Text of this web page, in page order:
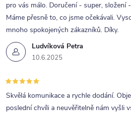
Ludvíková Petra
10.6.2025
pro vás málo. Doručení - super, složení
Máme přesně to, co jsme očekávali.
mnoho spokojených zákazníků. Díky.
Skvělá komunikace a rychle dodání.
poslední chvíli a neuvěřitelně nám vyšli